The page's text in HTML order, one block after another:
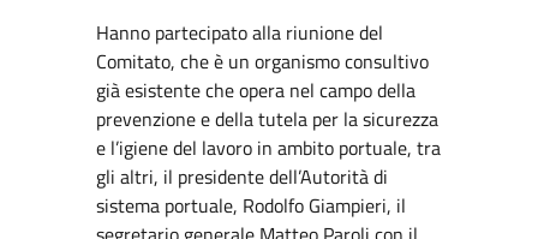
Hanno partecipato alla riunione del
Comitato, che è un organismo consultivo
già esistente che opera nel campo della
prevenzione e della tutela per la sicurezza
e l’igiene del lavoro in ambito portuale, tra
gli altri, il presidente dell’Autorità di
sistema portuale, Rodolfo Giampieri, il